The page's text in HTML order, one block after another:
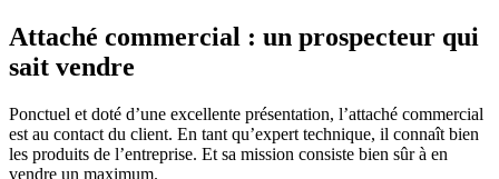
Attaché commercial : un prospecteur qui
sait vendre
Ponctuel et doté d’une excellente présentation, l’attaché commercial
est au contact du client. En tant qu’expert technique, il connaît bien
les produits de l’entreprise. Et sa mission consiste bien sûr à en
vendre un maximum.